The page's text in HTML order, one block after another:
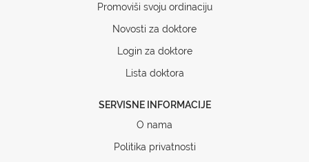
Promoviši svoju ordinaciju
Novosti za doktore
Login za doktore
Lista doktora
SERVISNE INFORMACIJE
O nama
Politika privatnosti